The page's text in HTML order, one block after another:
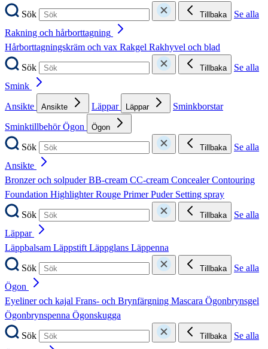
Sök
Tillbaka
Se alla
Rakning och hårborttagning
Hårborttagningskräm och vax Rakgel Rakhyvel och blad
Sök
Tillbaka
Se alla
Smink
Ansikte
Ansikte Läppar Läppar
Sminkborstar
SminktillbehörÖgon Ögon
Sök Tillbaka
Se alla
Ansikte
Bronzer och solpuderBB-cream CC-cream ConcealerContouring
Foundation HighlighterRouge PrimerPuder Setting spray
Sök
Tillbaka
Se alla
Läppar
Läppbalsam LäppstiftLäppglans Läppenna
Sök
Tillbaka
Se alla
Ögon
Eyeliner och kajal Frans- och Brynfärgning Mascara Ögonbrynsgel
Ögonbrynspenna Ögonskugga
Sök
Tillbaka
Se alla